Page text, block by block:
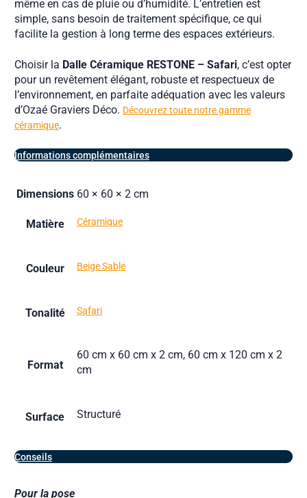
même en cas de pluie ou d’humidité. L’entretien est
simple, sans besoin de traitement spécifique, ce qui
facilite la gestion à long terme des espaces extérieurs.
Choisir la Dalle Céramique RESTONE – Safari, c’est opter
pour un revêtement élégant, robuste et respectueux de
l’environnement, en parfaite adéquation avec les valeurs
d’Ozaé Graviers Déco. Découvrez toute notre gamme
céramique.
Informations complémentaires
Dimensions 60 × 60 × 2 cm
Matière Céramique
Couleur Beige Sable
Tonalité Safari
Format
60 cm x 60 cm x 2 cm, 60 cm x 120 cm x 2
cm
Surface Structuré
Conseils
Pour la pose